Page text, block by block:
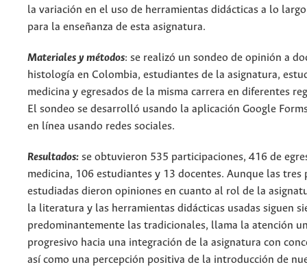
la variación en el uso de herramientas didácticas a lo
para la enseñanza de esta asignatura.
Materiales y métodos: se realizó un sondeo de opinión a
histología en Colombia, estudiantes de la asignatura,
medicina y egresados de la misma carrera en diferentes
El sondeo se desarrolló usando la aplicación Google
en línea usando redes sociales.
Resultados: se obtuvieron 535 participaciones, 416 de
medicina, 106 estudiantes y 13 docentes. Aunque las tres
estudiadas dieron opiniones en cuanto al rol de la
la literatura y las herramientas didácticas usadas siguen
predominantemente las tradicionales, llama la atención
progresivo hacia una integración de la asignatura con
así como una percepción positiva de la introducción de